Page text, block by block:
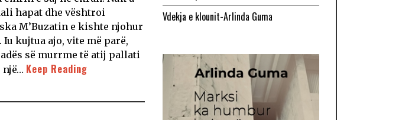
hapat dhe vështroi
M’Buzatin e kishte njohur
Iu kujtua ajo, vite më parë,
së murrme të atij pallati
një… Keep Reading
Vdekja e klounit-Arlinda Guma